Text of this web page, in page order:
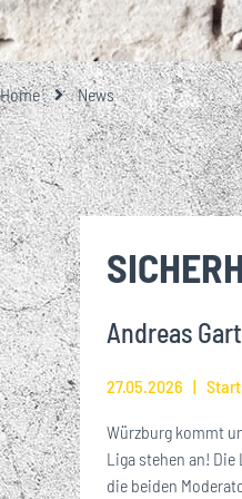
GESCHICHTE
VEREINSHISTORIE
EHRENMITGLIEDER
BREITENSPORT
WIRTSCHAFTSRAT
JOBS
TEAMFOTO
EISENBAHNER-
FUSSBALLSCHULE
LOKRUF
Home
News
Andreas
27.05.2026
Würzburg kommt
Liga stehen an!
die beiden